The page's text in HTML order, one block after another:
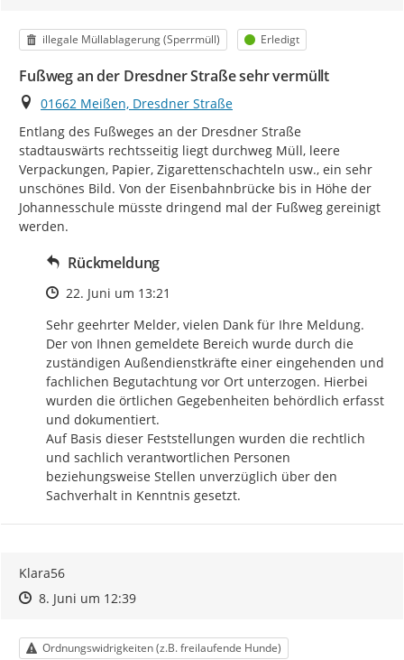
Kategorie
illegale Müllablagerung (Sperrmüll) Status
Erledigt
Fußweg an der Dresdner Straße sehr vermüllt
Ort
01662 Meißen, Dresdner Straße
Entlang des Fußweges an der Dresdner Straße
stadtauswärts rechtsseitig liegt durchweg Müll, leere
Verpackungen, Papier, Zigarettenschachteln usw., ein sehr
unschönes Bild. Von der Eisenbahnbrücke bis in Höhe der
Johannesschule müsste dringend mal der Fußweg gereinigt
werden.
Rückmeldung
Zeitpunkt des Erstellens
22. Juni um 13:21
Sehr geehrter Melder, vielen Dank für Ihre Meldung.
Der von Ihnen gemeldete Bereich wurde durch die
zuständigen Außendienstkräfte einer eingehenden und
fachlichen Begutachtung vor Ort unterzogen. Hierbei
wurden die örtlichen Gegebenheiten behördlich erfasst
und dokumentiert.
Auf Basis dieser Feststellungen wurden die rechtlich
und sachlich verantwortlichen Personen
beziehungsweise Stellen unverzüglich über den
Sachverhalt in Kenntnis gesetzt.
Klara56
Zeitpunkt des Erstellens
Zeitpunkt des Erstellens
8. Juni um 12:39Zur Äußerung
Kategorie
Ordnungswidrigkeiten (z.B. freilaufende Hunde)